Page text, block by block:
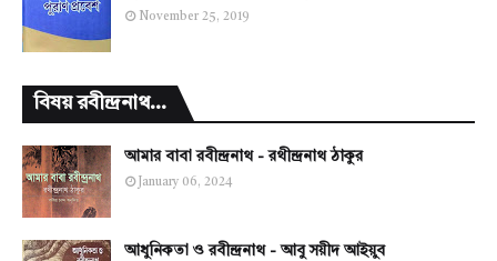
November 25, 2019
বিষয় রবীন্দ্রনাথ...
আমার বাবা রবীন্দ্রনাথ - রথীন্দ্রনাথ ঠাকুর
January 06, 2024
আধুনিকতা ও রবীন্দ্রনাথ - আবু সয়ীদ আইয়ুব